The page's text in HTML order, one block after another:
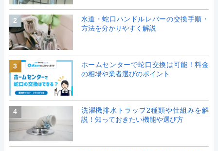
2
水道・蛇口ハンドルレバーの交換手順・
方法を分かりやすく解説
3
ホームセンターで蛇口交換は可能！料金
の相場や業者選びのポイント
4
洗濯機排水トラップ2種類や仕組みを解
説！知っておきたい機能や選び方